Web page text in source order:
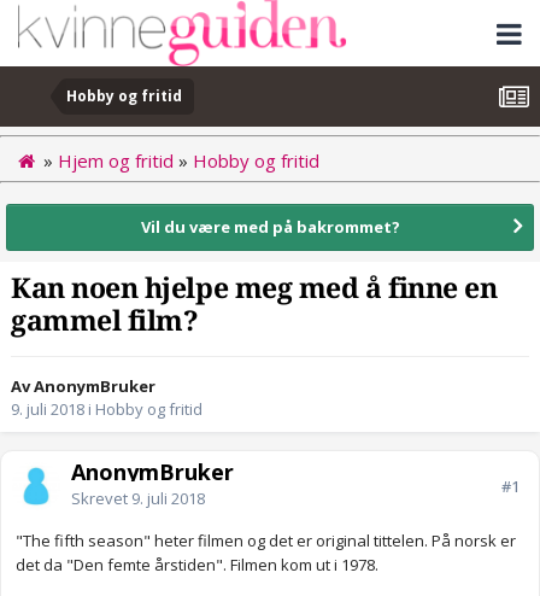
Hobby og fritid
» Hjem og fritid » Hobby og fritid
Vil du være med på bakrommet?
Kan noen hjelpe meg med å finne en
gammel film?
Av AnonymBruker
9. juli 2018 i Hobby og fritid
AnonymBruker
Skrevet 9. juli 2018
#1
"The fifth season" heter filmen og det er original tittelen. På norsk er
det da "Den femte årstiden". Filmen kom ut i 1978.